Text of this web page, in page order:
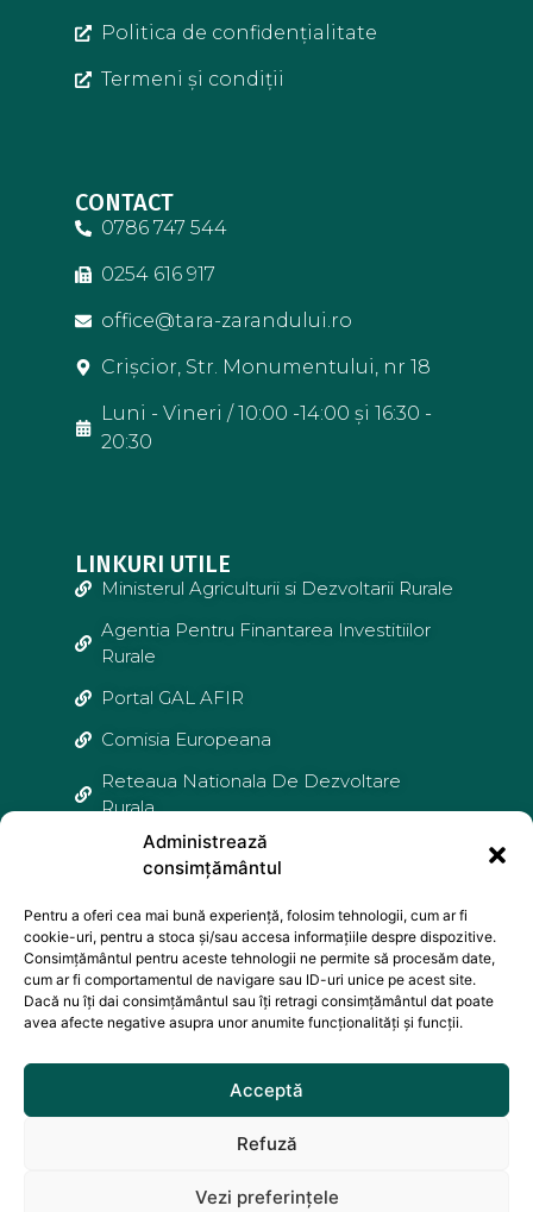
Administrează
consimțământul
Pentru a oferi cea mai bună experiență, folosim tehnologii, cum ar fi
cookie-uri, pentru a stoca și/sau accesa informațiile despre dispozitive.
Consimțământul pentru aceste tehnologii ne permite să procesăm date,
cum ar fi comportamentul de navigare sau ID-uri unice pe acest site.
Dacă nu îți dai consimțământul sau îți retragi consimțământul dat poate
avea afecte negative asupra unor anumite funcționalități și funcții.
Acceptă
Refuză
Vezi preferințele
Politica de confidențialitate
Termeni și condiții
CONTACT
0786 747 544
0254 616 917
office@tara-zarandului.ro
Crișcior, Str. Monumentului, nr 18
Luni - Vineri / 10:00 -14:00 și 16:30 -
20:30
LINKURI UTILE
Ministerul Agriculturii si Dezvoltarii Rurale
Agentia Pentru Finantarea Investitiilor
Rurale
Portal GAL AFIR
Comisia Europeana
Reteaua Nationala De Dezvoltare
Rurala
Agentia De Plati si Interventie Pentru
Agricultura
Agentia Nationala Pentru Pescuit și
Acvacultura
Federatia Natională a Grupurilor de
Actiune Locala
Informațiile și documentele furnizate în acest portal web sunt distribuite
reprezintă poziția oficială a Comisiei Europene. Întreaga responsabilitate
referitoare la corectitudinea și coerența acestor informații aparține celor care